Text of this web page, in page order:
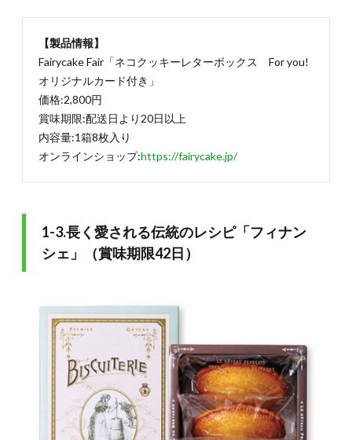
2-3.コ
ーヒー
のお供
にぴっ
たりな
コーヒ
ー羊
羹」
期限
2-4.日
も楽し
四節
花」
（賞味
期限
50〜
80
日）
3.
【製品情報】
Fairycake Fair「ネコクッキーレターボックス For you!
オリジナルカード付き」
価格:2,800円
賞味期限:配送日より20日以上
内容量:1箱8枚入り
オンラインショップ:https://fairycake.jp/
1-3.長く愛される伝統のレシピ「フィナン
シェ」（賞味期限42日）